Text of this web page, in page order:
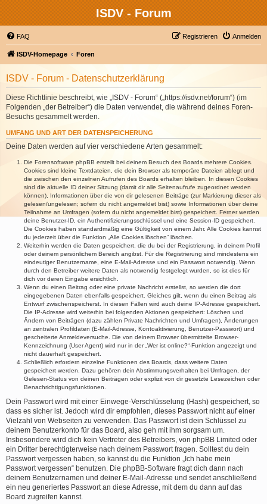
ISDV - Forum
FAQ Anmelden
Registrieren
ISDV-Homepage Foren
ISDV - Forum - Datenschutzerklärung
Diese Richtlinie beschreibt, wie „ISDV - Forum“ („https://isdv.net/forum“) (im
Folgenden „der Betreiber“) die Daten verwendet, die während deines Foren-
Besuchs gesammelt werden.
UMFANG UND ART DER DATENSPEICHERUNG
Deine Daten werden auf vier verschiedene Arten gesammelt:
Die Forensoftware phpBB erstellt bei deinem Besuch des Boards mehrere Cookies.
Cookies sind kleine Textdateien, die dein Browser als temporäre Dateien ablegt und
die zwischen den einzelnen Aufrufen des Boards erhalten bleiben. In diesen Cookies
sind die aktuelle ID deiner Sitzung (damit dir alle Seitenaufrufe zugeordnet werden
können), Informationen über die von dir gelesenen Beiträge (zur Markierung dieser als
gelesen/ungelesen; sofern du nicht angemeldet bist) sowie Informationen über deine
Teilnahme an Umfragen (sofern du nicht angemeldet bist) gespeichert. Ferner werden
deine Benutzer-ID, ein Authentifizierungsschlüssel und eine Session-ID gespeichert.
Die Cookies haben standardmäßig eine Gültigkeit von einem Jahr. Alle Cookies kannst
du jederzeit über die Funktion „Alle Cookies löschen“ löschen.
Weiterhin werden die Daten gespeichert, die du bei der Registrierung, in deinem Profil
oder deinem persönlichem Bereich angibst. Für die Registrierung sind mindestens ein
eindeutiger Benutzername, eine E-Mail-Adresse und ein Passwort notwendig. Wenn
durch den Betreiber weitere Daten als notwendig festgelegt wurden, so ist dies für
dich vor deren Eingabe ersichtlich.
Wenn du einen Beitrag oder eine private Nachricht erstellst, so werden die dort
eingegebenen Daten ebenfalls gespeichert. Gleiches gilt, wenn du einen Beitrag als
Entwurf zwischenspeicherst. In diesen Fällen wird auch deine IP-Adresse gespeichert.
Die IP-Adresse wird weiterhin bei folgenden Aktionen gespeichert: Löschen und
Ändern von Beiträgen (dazu zählen Private Nachrichten und Umfragen), Änderungen
an zentralen Profildaten (E-Mail-Adresse, Kontoaktivierung, Benutzer-Passwort) und
gescheiterte Anmeldeversuche. Die von deinem Browser übermittelte Browser-
Kennzeichnung (User Agent) wird nur in der „Wer ist online?“-Funktion angezeigt und
nicht dauerhaft gespeichert.
Schließlich erfordern einzelne Funktionen des Boards, dass weitere Daten
gespeichert werden. Dazu gehören dein Abstimmungsverhalten bei Umfragen, der
Gelesen-Status von deinen Beiträgen oder explizit von dir gesetzte Lesezeichen oder
Benachrichtigungsfunktionen.
Dein Passwort wird mit einer Einwege-Verschlüsselung (Hash) gespeichert, so
dass es sicher ist. Jedoch wird dir empfohlen, dieses Passwort nicht auf einer
Vielzahl von Webseiten zu verwenden. Das Passwort ist dein Schlüssel zu
deinem Benutzerkonto für das Board, also geh mit ihm sorgsam um.
Insbesondere wird dich kein Vertreter des Betreibers, von phpBB Limited oder
ein Dritter berechtigterweise nach deinem Passwort fragen. Solltest du dein
Passwort vergessen haben, so kannst du die Funktion „Ich habe mein
Passwort vergessen“ benutzen. Die phpBB-Software fragt dich dann nach
deinem Benutzernamen und deiner E-Mail-Adresse und sendet anschließend
ein neu generiertes Passwort an diese Adresse, mit dem du dann auf das
Board zugreifen kannst.